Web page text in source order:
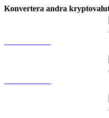
Konvertera andra